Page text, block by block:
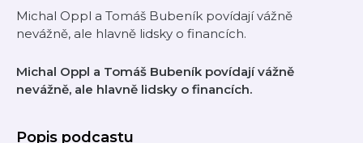
Michal Oppl a Tomáš Bubeník povídají vážně
nevážně, ale hlavně lidsky o financích.
Michal Oppl a Tomáš Bubeník povídají vážně
nevážně, ale hlavně lidsky o financích.
Popis podcastu